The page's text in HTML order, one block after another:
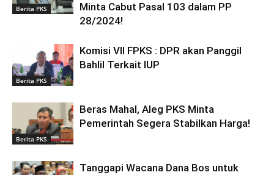
Berita PKS
Minta Cabut Pasal 103 dalam PP
28/2024!
Berita PKS
Komisi VII FPKS : DPR akan Panggil
Bahlil Terkait IUP
Berita PKS
Beras Mahal, Aleg PKS Minta
Pemerintah Segera Stabilkan Harga!
Tanggapi Wacana Dana Bos untuk